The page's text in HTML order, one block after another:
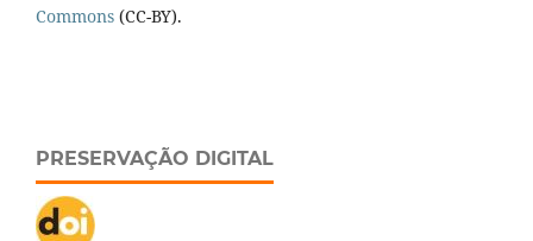
Commons (CC-BY).
PRESERVAÇÃO DIGITAL